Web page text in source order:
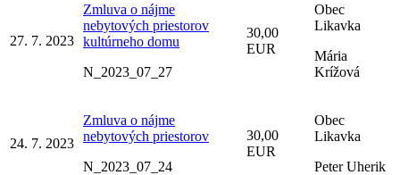
27. 7. 2023
Zmluva o nájme
nebytových priestorov
kultúrneho domu
N_2023_07_27
30,00
EUR
Obec
Likavka
Mária
Krížová
24. 7. 2023
Zmluva o nájme
nebytových priestorov
N_2023_07_24
30,00
EUR
Obec
Likavka
Peter Uherik